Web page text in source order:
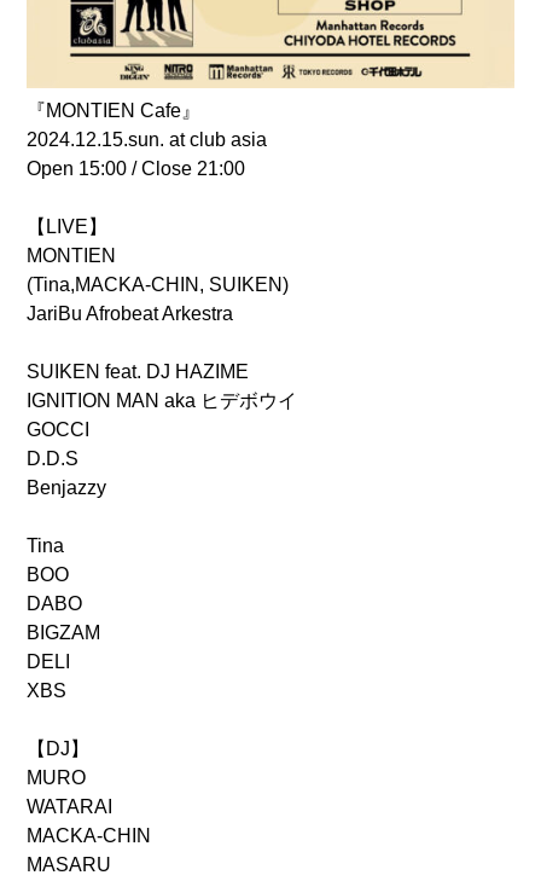
『MONTIEN Cafe』
2024.12.15.sun. at club asia
Open 15:00 / Close 21:00
【LIVE】
MONTIEN
(Tina,MACKA-CHIN, SUIKEN)
JariBu Afrobeat Arkestra
SUIKEN feat. DJ HAZIME
IGNITION MAN aka ヒデボウイ
GOCCI
D.D.S
Benjazzy
Tina
BOO
DABO
BIGZAM
DELI
XBS
【DJ】
MURO
WATARAI
MACKA-CHIN
MASARU